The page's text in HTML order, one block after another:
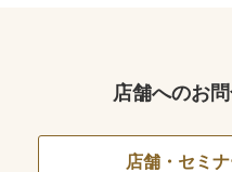
店舗へのお
店舗・セミ